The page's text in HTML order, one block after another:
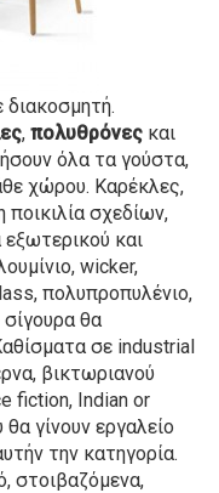
, πολυθρόνες και
όλα τα γούστα,
χώρου. Καρέκλες,
σχεδίων,
και
wicker,
πολυπροπυλένιο,
θα
σε industrial
βικτωριανού
fiction, Indian or
γίνουν εργαλείο
την κατηγορία.
στοιβαζόμενα,